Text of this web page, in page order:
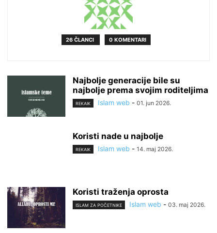
26 ČLANCI 0 KOMENTARI
Najbolje generacije bile su
najbolje prema svojim roditeljima
REKAIK Islam web - 01. jun 2026.
Koristi nade u najbolje
REKAIK Islam web - 14. maj 2026.
Koristi traženja oprosta
ISLAM ZA POČETNIKE Islam web - 03. maj 2026.